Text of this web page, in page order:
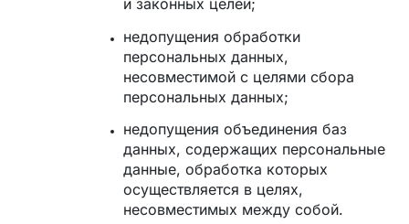
и законных целей;
недопущения обработки
персональных данных,
несовместимой с целями сбора
персональных данных;
недопущения объединения баз
данных, содержащих персональные
данные, обработка которых
осуществляется в целях,
несовместимых между собой.